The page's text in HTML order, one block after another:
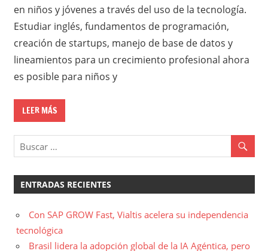
en niños y jóvenes a través del uso de la tecnología.
Estudiar inglés, fundamentos de programación,
creación de startups, manejo de base de datos y
lineamientos para un crecimiento profesional ahora
es posible para niños y
LEER MÁS
ENTRADAS RECIENTES
Con SAP GROW Fast, Vialtis acelera su independencia
tecnológica
Brasil lidera la adopción global de la IA Agéntica, pero